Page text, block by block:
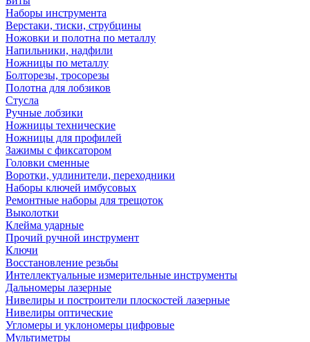
Наборы инструмента
Верстаки, тиски, струбцины
Ножовки и полотна по металлу
Напильники, надфили
Ножницы по металлу
Болторезы, тросорезы
Полотна для лобзиков
Стусла
Ручные лобзики
Ножницы технические
Ножницы для профилей
Зажимы с фиксатором
Головки сменные
Воротки, удлинители, переходники
Наборы ключей имбусовых
Ремонтные наборы для трещоток
Выколотки
Клейма ударные
Прочий ручной инструмент
Ключи
Восстановление резьбы
Интеллектуальные измерительные инструменты
Дальномеры лазерные
Нивелиры и построители плоскостей лазерные
Нивелиры оптические
Угломеры и уклономеры цифровые
Мультиметры